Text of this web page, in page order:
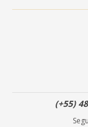
(+55)